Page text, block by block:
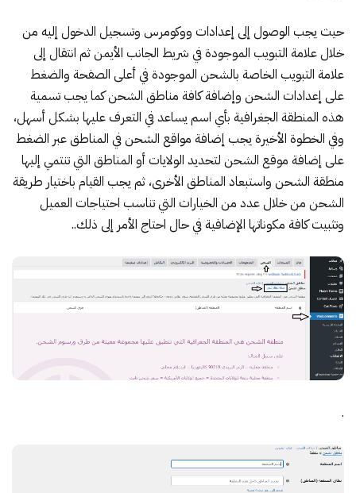
حيث يجب الوصول إلى إعدادات ووكومرس وتسجيل الدخول إليه من
خلال علامة التبويب الموجودة في شريط الجانب الأيمن ثم انتقال إلى
علامة التبويب الخاصة بالشحن الموجودة في أعلى الصفحة والضغط
على إعدادات الشحن وإضافة كافة مناطق الشحن كما يجب تسمية
هذه المنطقة الجغرافية بأي اسم يساعد في التعرف عليها بشكل أسهل،
وفي الخطوة الأخيرة يجب إضافة مواقع الشحن في المناطق عبر الضغط
على إضافة موقع الشحن لتحديد الولايات أو المناطق التي تنتمي إليها
منطقة الشحن واستبعاد المناطق الأخرى، ثم يجب القيام باختيار طريقة
الشحن من خلال عدد من الخيارات التي تناسب احتياجات العميل
وتثبيت كافة مكوناتها الإضافية في حال احتاج الأمر إلى ذلك..
.